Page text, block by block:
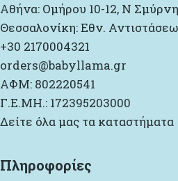
Αθήνα: Ομήρου 10-12, Ν Σμύρνη
Θεσσαλονίκη: Εθν.
+30 2170004321
orders@babyllama.gr
ΑΦΜ: 802220541
Γ.Ε.ΜΗ.: 172395203000
Δείτε όλα μας τα καταστήματα
Πληροφορίες